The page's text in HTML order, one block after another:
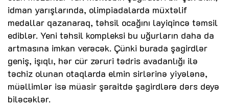
idman yarışlarında, olimpiadalarda müxtəlif
medallar qazanaraq, təhsil ocağını layiqincə təmsil
ediblər. Yeni təhsil kompleksi bu uğurların daha da
artmasına imkan verəcək. Çünki burada şagirdlər
geniş, işıqlı, hər cür zəruri tədris avadanlığı ilə
təchiz olunan otaqlarda elmin sirlərinə yiyələnə,
müəllimlər isə müasir şəraitdə şagirdlərə dərs deyə
biləcəklər.